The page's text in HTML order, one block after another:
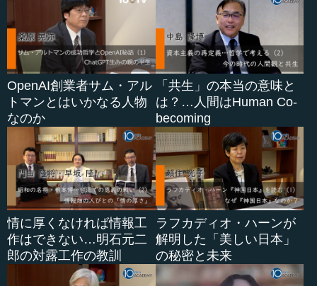
OpenAI創業者サム・アル
トマンとはいかなる人物
なのか
「共生」の本当の意味と
は？…人間はHuman Co-
becoming
情に厚くなければ情報工
作はできない…明石元二
郎の対露工作の教訓
ラフカディオ・ハーンが
解明した「美しい日本」
の秘密と未来